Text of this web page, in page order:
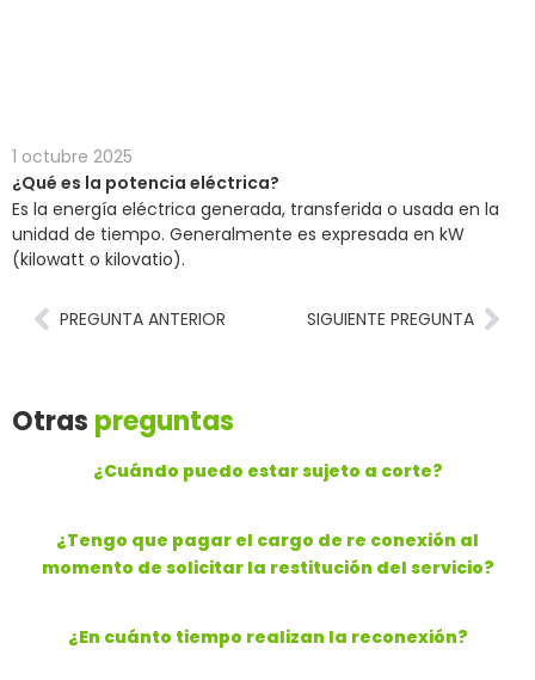
1 octubre 2025
¿Qué es la potencia eléctrica?
Es la energía eléctrica generada, transferida o usada en la
unidad de tiempo. Generalmente es expresada en kW
(kilowatt o kilovatio).
PREGUNTA ANTERIOR SIGUIENTE PREGUNTA
Otras preguntas
¿Cuándo puedo estar sujeto a corte?
¿Tengo que pagar el cargo de re conexión al
momento de solicitar la restitución del servicio?
¿En cuánto tiempo realizan la reconexión?